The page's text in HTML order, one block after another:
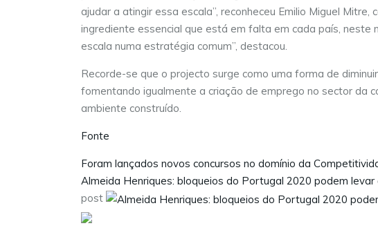
ajudar a atingir essa escala”, reconheceu Emilio Miguel Mitre,
ingrediente essencial que está em falta em cada país, neste
escala numa estratégia comum”, destacou.
Recorde-se que o projecto surge como uma forma de
fomentando igualmente a criação de emprego no sector da
ambiente construído.
Fonte
Foram lançados novos concursos no domínio da
Almeida Henriques: bloqueios do Portugal 2020 podem
post